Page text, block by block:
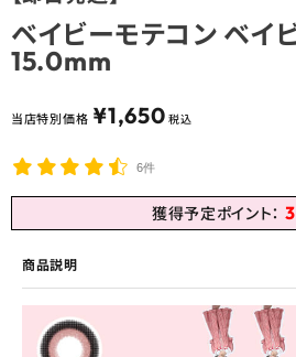
ベイビーモテコン ベイ
15.0mm
当店特別価格 ¥1,650 税込
6件
獲得予定ポイント：
商品説明